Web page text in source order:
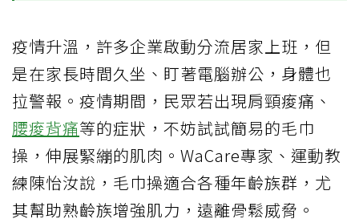
疫情升溫，許多企業啟動分流居家上班，但
是在家長時間久坐、盯著電腦辦公，身體也
拉警報。疫情期間，民眾若出現肩頸痠痛、
腰痠背痛等的症狀，不妨試試簡易的毛巾
操，伸展緊繃的肌肉。WaCare專家、運動教
練陳怡汝說，毛巾操適合各種年齡族群，尤
其幫助熟齡族增強肌力，遠離骨鬆威脅。